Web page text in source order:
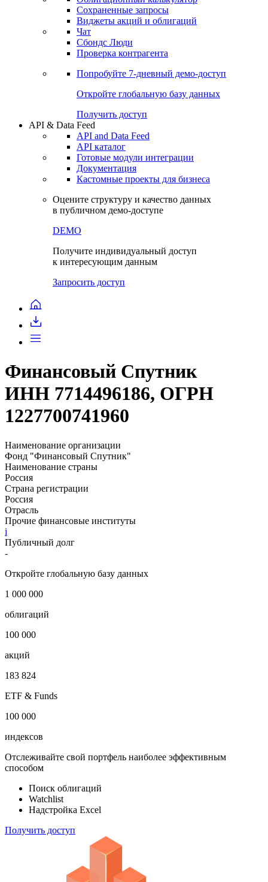
Сохраненные запросы
Виджеты акций и облигаций
Чат
Сбондс Люди
Проверка контрагента
Попробуйте 7-дневный демо-доступ
Откройте глобальную базу данных
Получить доступ
API & Data Feed
API and Data Feed
API каталог
Готовые модули интеграции
Документация
Кастомные проекты для бизнеса
Оцените структуру и качество данных
в публичном демо-доступе
DEMO
Получите индивидуальный доступ
к интересующим данным
Запросить доступ
Финансовый Спутник
ИНН 7714496186, ОГРН
1227700741960
Наименование организации
Фонд "Финансовый Спутник"
Наименование страны
Россия
Страна регистрации
Россия
Отрасль
Прочие финансовые институты
i
Публичный долг
-
Откройте глобальную базу данных
1 000 000
облигаций
100 000
акций
183 824
ETF & Funds
100 000
индексов
Отслеживайте свой портфель наиболее эффективным
способом
Поиск облигаций
Watchlist
Надстройка Excel
Получить доступ